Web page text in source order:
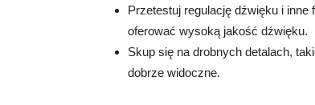
Przetestuj regulację dźwięku i inne
oferować wysoką jakość dźwięku.
Skup się na drobnych detalach,
dobrze widoczne.